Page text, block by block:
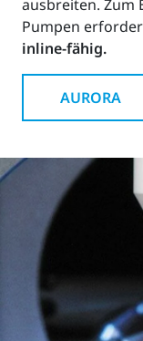
ausbreiten. Zum
Pumpen
inline-fähig.
AURORA